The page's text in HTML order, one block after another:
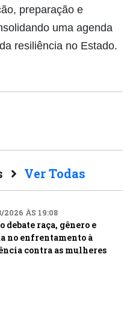
preparação e
uma agenda
resiliência no Estado.
Ver Todas
2026 ÀS 19:08
debate raça, gênero e
no enfrentamento à
contra as mulheres